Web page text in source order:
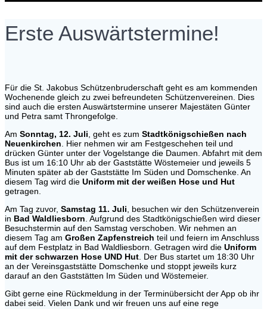
Erste Auswärtstermine!
Für die St. Jakobus Schützenbruderschaft geht es am kommenden
Wochenende gleich zu zwei befreundeten Schützenvereinen. Dies
sind auch die ersten Auswärtstermine unserer Majestäten Günter
und Petra samt Throngefolge.
Am Sonntag, 12. Juli, geht es zum Stadtkönigschießen nach
Neuenkirchen. Hier nehmen wir am Festgeschehen teil und
drücken Günter unter der Vogelstange die Daumen. Abfahrt mit dem
Bus ist um 16:10 Uhr ab der Gaststätte Wöstemeier und jeweils 5
Minuten später ab der Gaststätte Im Süden und Domschenke. An
diesem Tag wird die Uniform mit der weißen Hose und Hut
getragen.
Am Tag zuvor, Samstag 11. Juli, besuchen wir den Schützenverein
in Bad Waldliesborn. Aufgrund des Stadtkönigschießen wird dieser
Besuchstermin auf den Samstag verschoben. Wir nehmen an
diesem Tag am Großen Zapfenstreich teil und feiern im Anschluss
auf dem Festplatz in Bad Waldliesborn. Getragen wird die Uniform
mit der schwarzen Hose UND Hut. Der Bus startet um 18:30 Uhr
an der Vereinsgaststätte Domschenke und stoppt jeweils kurz
darauf an den Gaststätten Im Süden und Wöstemeier.
Gibt gerne eine Rückmeldung in der Terminübersicht der App ob ihr
dabei seid. Vielen Dank und wir freuen uns auf eine rege